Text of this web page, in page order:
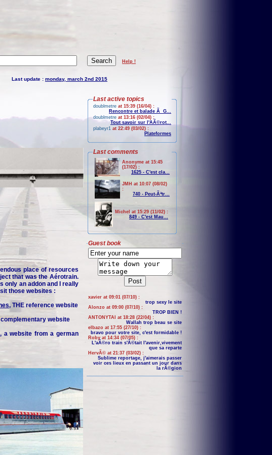
Help !
Last update : monday, march 2nd 2015
place of resources
that was the Aérotrain.
only an addon and I really
those websites :
, THE reference website
complementary website
, a website from a german
Last active topics
doublmetre at 15:39 (16/04) :
Rencontre et balade Ã G...
doublmetre at 13:16 (02/04) :
Tout savoir sur l'AÃ©rot...
plabeyr1 at 22:49 (03/02) :
Plateformes
Last comments
Anonyme at 15:45
(17/02) :
1625 - C'est cla...
JMH at 10:07 (08/02)
:
740 - Peut-Ãªtr...
Michel at 15:29 (11/02) :
849 - C'est Mau...
Guest book
xavier at 09:01 (07/10) :
trop sexy le site
Alonzo at 09:00 (07/10) :
TROP BIEN !
ANTONYTAI at 18:28 (22/04) :
Wallah trop beau se site
elbazo at 17:55 (27/10) :
bravo pour votre site, c'est formidable !
Roby at 14:34 (07/05) :
L'aÃ©ro train s'Ã©tait l'avenir,vivement
que sa reparte
HervÃ© at 21:37 (03/02) :
Sublime reportage, j'aimerais passer
voir ces lieux en passant un jour dans
la rÃ©gion